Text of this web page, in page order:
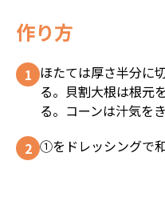
作り方
ほたては厚さ半分に
る。貝割大根は根元
る。コーンは汁気をき
①をドレッシングで